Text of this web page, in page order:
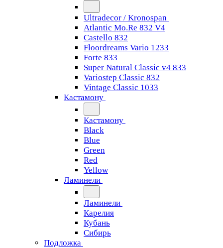
Ultradecor / Kronospan
Atlantic Mo.Re 832 V4
Castello 832
Floordreams Vario 1233
Forte 833
Super Natural Classic v4 833
Variostep Classic 832
Vintage Classic 1033
Кастамону
Кастамону
Black
Blue
Green
Red
Yellow
Ламинели
Ламинели
Карелия
Кубань
Сибирь
Подложка